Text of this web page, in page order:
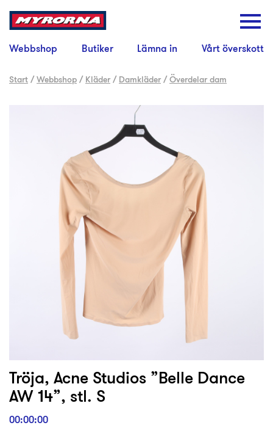
Webbshop Butiker Lämna in Vårt överskott
Start /Webbshop / Kläder / Damkläder /Överdelar dam
Tröja, Acne Studios ”Belle Dance
AW 14”, stl. S
00:00:00